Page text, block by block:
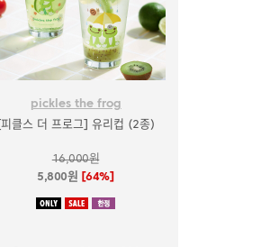
pickles the frog
[피클스 더 프로그] 유리컵 (2종)
16,000원
5,800원 [64%]